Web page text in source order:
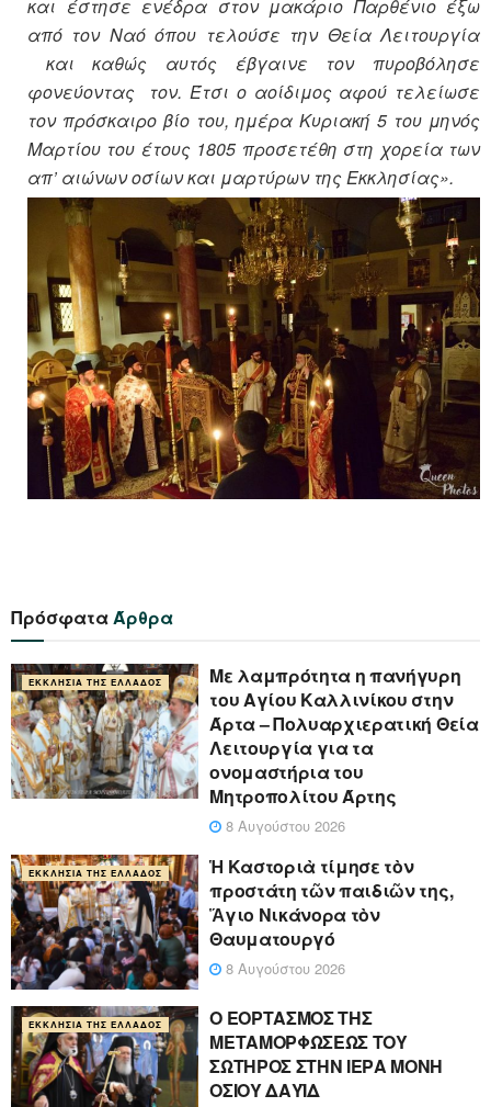
και έστησε ενέδρα στον μακάριο Παρθένιο έξω
από τον Ναό όπου τελούσε την Θεία Λειτουργία
και καθώς αυτός έβγαινε τον πυροβόλησε
φονεύοντας τον. Έτσι ο αοίδιμος αφού τελείωσε
τον πρόσκαιρο βίο του, ημέρα Κυριακή 5 του μηνός
Μαρτίου του έτους 1805 προσετέθη στη χορεία των
απ’ αιώνων οσίων και μαρτύρων της Εκκλησίας».
ΠρόσφαταΆρθρα
ΕΚΚΛΗΣΊΑ ΤΗΣ ΕΛΛΆΔΟΣ
Με λαμπρότητα η πανήγυρη
του Αγίου Καλλινίκου στην
Άρτα – Πολυαρχιερατική Θεία
Λειτουργία για τα
ονομαστήρια του
Μητροπολίτου Άρτης
8 Αυγούστου 2026
ΕΚΚΛΗΣΊΑ ΤΗΣ ΕΛΛΆΔΟΣ
Ἡ Καστοριὰ τίμησε τὸν
προστάτη τῶν παιδιῶν της,
Ἅγιο Νικάνορα τὸν
Θαυματουργό
8 Αυγούστου 2026
ΕΚΚΛΗΣΊΑ ΤΗΣ ΕΛΛΆΔΟΣ
Ο ΕΟΡΤΑΣΜΟΣ ΤΗΣ
ΜΕΤΑΜΟΡΦΩΣΕΩΣ ΤΟΥ
ΣΩΤΗΡΟΣ ΣΤΗΝ ΙΕΡΑ ΜΟΝΗ
ΟΣΙΟΥ ΔΑΥΪΔ